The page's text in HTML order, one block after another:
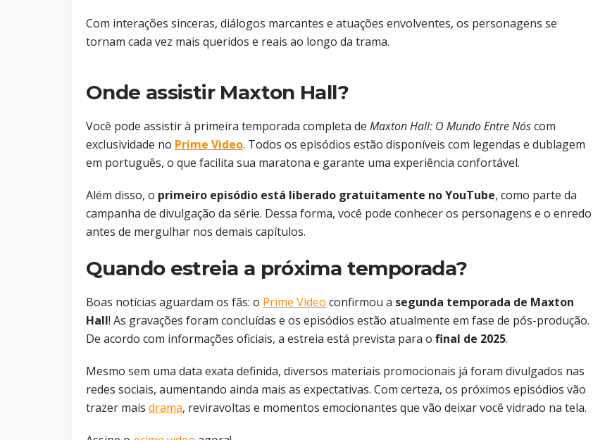
Com interações sinceras, diálogos marcantes e atuações envolventes, os personagens se
tornam cada vez mais queridos e reais ao longo da trama.
Onde assistir Maxton Hall?
Você pode assistir à primeira temporada completa de Maxton Hall: O Mundo Entre Nóscom
exclusividade no Prime Video. Todos os episódios estão disponíveis com legendas e dublagem
em português, o que facilita sua maratona e garante uma experiência confortável.
Além disso, o primeiro episódio está liberado gratuitamente no YouTube, como parte da
campanha de divulgação da série. Dessa forma, você pode conhecer os personagens e o enredo
antes de mergulhar nos demais capítulos.
Quando estreia a próxima temporada?
Boas notícias aguardam os fãs: o Prime Video confirmou a segunda temporada de Maxton
Hall! As gravações foram concluídas e os episódios estão atualmente em fase de pós-produção.
De acordo com informações oficiais, a estreia está prevista para o final de 2025.
Mesmo sem uma data exata definida, diversos materiais promocionais já foram divulgados nas
redes sociais, aumentando ainda mais as expectativas. Com certeza, os próximos episódios vão
trazer mais drama, reviravoltas e momentos emocionantes que vão deixar você vidrado na tela.